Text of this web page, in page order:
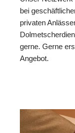
bei
privaten
gerne. Gerne
Angebot.